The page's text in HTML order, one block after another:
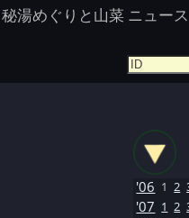
秘湯めぐりと山菜 ニュー
'06 1 2
'07 1 2